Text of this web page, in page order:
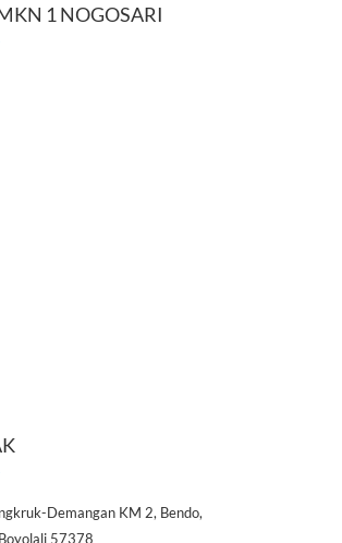
1 NOGOSARI
Demangan KM 2, Bendo,
57378